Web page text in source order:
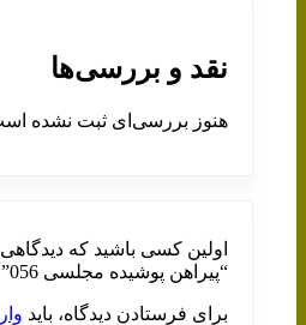
نقد و بررسی‌ها
هنوز بررسی‌ای ثبت نشده
اولین کسی باشید که
“پیراهن پوشیده مجلسی 056”
برای فرستادن دیدگاه، باید